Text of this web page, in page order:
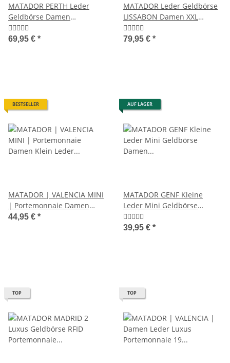
MATADOR PERTH Leder
Geldbörse Damen
Portemonnaie RFID
69,95 € *
MATADOR Leder Geldbörse
LISSABON Damen XXL
Portemonnaie RFID
79,95 € *
BESTSELLER
MATADOR | VALENCIA MINI
| Portemonnaie Damen
Klein Leder RFID
44,95 € *
AUF LAGER
MATADOR GENF Kleine
Leder Mini Geldbörse
Damen Herren TüV RFID
39,95 € *
TOP TOP